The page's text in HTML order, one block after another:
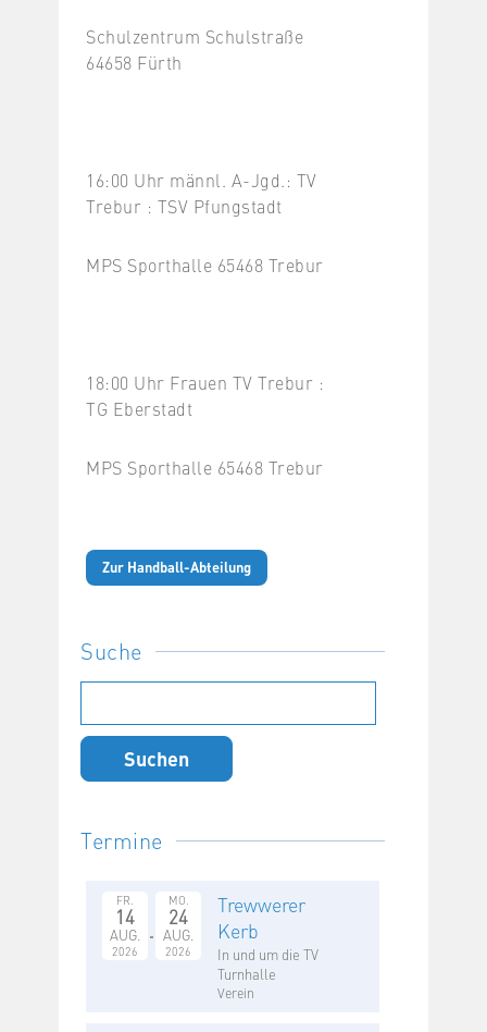
Schulzentrum Schulstraße
64658 Fürth
16:00 Uhr männl. A-Jgd.: TV
Trebur : TSV Pfungstadt
MPS Sporthalle 65468 Trebur
18:00 Uhr Frauen TV Trebur :
TG Eberstadt
MPS Sporthalle 65468 Trebur
Zur Handball-Abteilung
Suche
nach:
Termine
FR.
14
AUG.
2026
MO.
24
AUG.
2026
Trewwerer
Kerb
In und um die TV
Turnhalle
Verein